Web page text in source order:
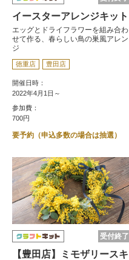
イースターアレンジキット
エッグとドライフラワーを組み合わ
せて作る、春らしい鳥の巣風アレン
ジ
徳重店 豊田店
開催日時：
2022年4月1日～
参加費：
700円
要予約（申込多数の場合は抽選）
受付終了
【豊田店】ミモザリースキ